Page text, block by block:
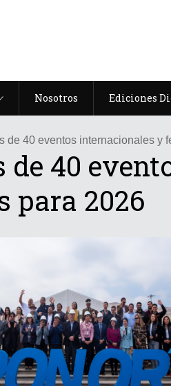
Nosotros Ediciones
de 40 eventos internacionales y
de 40
para 2026